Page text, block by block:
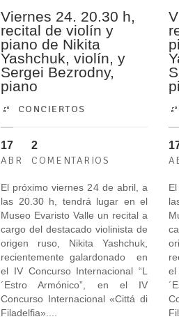
Viernes 24. 20.30 h,
recital de violín y
piano de Nikita
Yashchuk, violín, y
Sergei Bezrodny,
piano
CONCIERTOS
17
ABR
2
COMENTARIOS
El próximo viernes 24 de abril, a
las 20.30 h, tendrá lugar en el
Museo Evaristo Valle un recital a
cargo del destacado violinista de
origen ruso, Nikita Yashchuk,
recientemente galardonado en
el IV Concurso Internacional “L
´Estro Armónico”, en el IV
Concurso Internacional «Cittá di
Filadelfia»....
el